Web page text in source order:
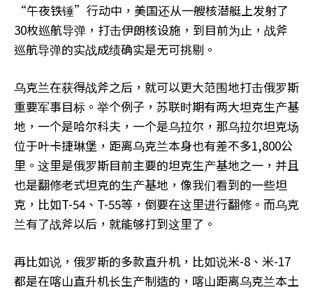
“午夜铁锤”行动中，美国还从一艘核潜艇上发射了
30枚巡航导弹，打击伊朗核设施，到目前为止，战斧
巡航导弹的实战成绩确实是无可挑剔。
乌克兰在获得战斧之后，就可以更大范围地打击俄罗斯
重要军事目标。举个例子，苏联时期有两大坦克生产基
地，一个是哈尔科夫，一个是乌拉尔，那乌拉尔坦克场
位于叶卡捷琳堡，距离乌克兰本身也有差不多1,800公
里。这里是俄罗斯目前主要的坦克生产基地之一，并且
也是翻修老式坦克的生产基地，像我们看到的一些坦
克，比如T-54、T-55等，倒要在这里进行翻修。而乌克
兰有了战斧以后，就能够打到这里了。
再比如说，俄罗斯的多款直升机，比如说米-8、米-17
都是在喀山直升机长生产制造的，喀山距离乌克兰本土